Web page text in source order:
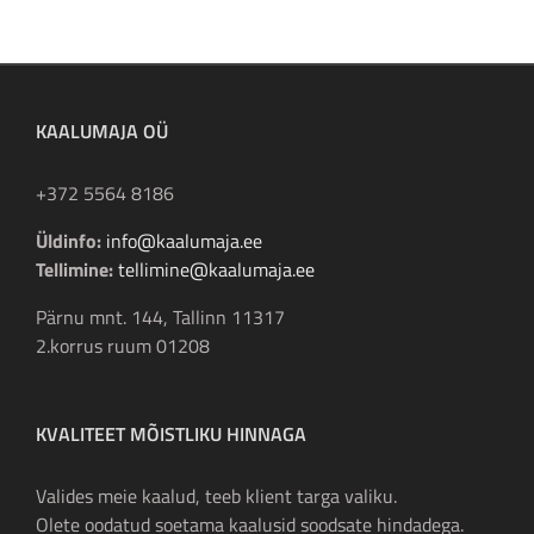
KAALUMAJA OÜ
+372 5564 8186
Üldinfo: info@kaalumaja.ee
Tellimine:tellimine@kaalumaja.ee
Pärnu mnt. 144, Tallinn 11317
2.korrus ruum 01208
KVALITEET MÕISTLIKU HINNAGA
Valides meie kaalud, teeb klient targa valiku.
Olete oodatud soetama kaalusid soodsate hindadega.